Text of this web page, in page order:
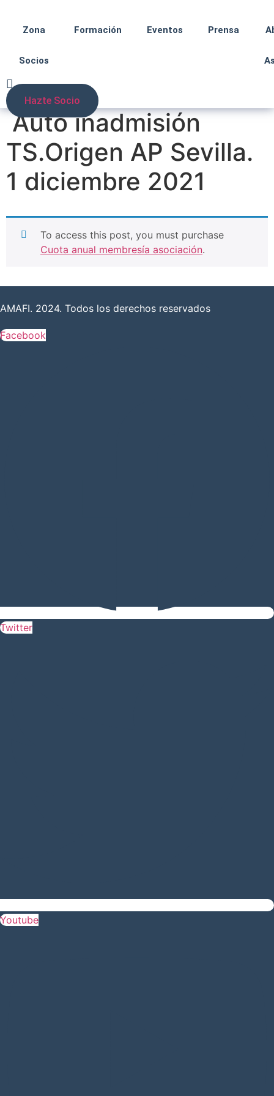
Zona
Socios
Formación Eventos Prensa
Hazte Socio
Auto inadmisión
TS.Origen AP Sevilla.
1 diciembre 2021
To access this post, you must purchase
Cuota anual membresía asociación.
AMAFI. 2024. Todos los derechos reservados
Facebook
Twitter
Youtube